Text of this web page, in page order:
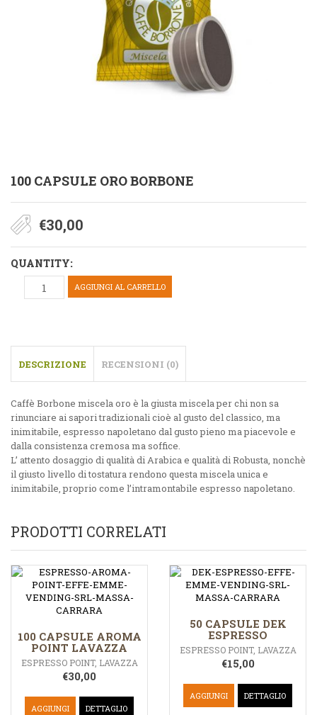
100 CAPSULE ORO BORBONE
€30,00
QUANTITY:
AGGIUNGI AL CARRELLO
DESCRIZIONE RECENSIONI (0)
Caffè Borbone miscela oro è la giusta miscela per chi non sa
rinunciare ai sapori tradizionali cioè al gusto del classico, ma
inimitabile, espresso napoletano dal gusto pieno ma piacevole e
dalla consistenza cremosa ma soffice.
L’ attento dosaggio di qualità di Arabica e qualità di Robusta, nonchè
il giusto livello di tostatura rendono questa miscela unica e
inimitabile, proprio come l’intramontabile espresso napoletano.
PRODOTTI CORRELATI
100 CAPSULE AROMA
POINT LAVAZZA
ESPRESSO POINT, LAVAZZA
€30,00
AGGIUNGI DETTAGLIO
50 CAPSULE DEK
ESPRESSO
ESPRESSO POINT, LAVAZZA
€15,00
AGGIUNGI DETTAGLIO